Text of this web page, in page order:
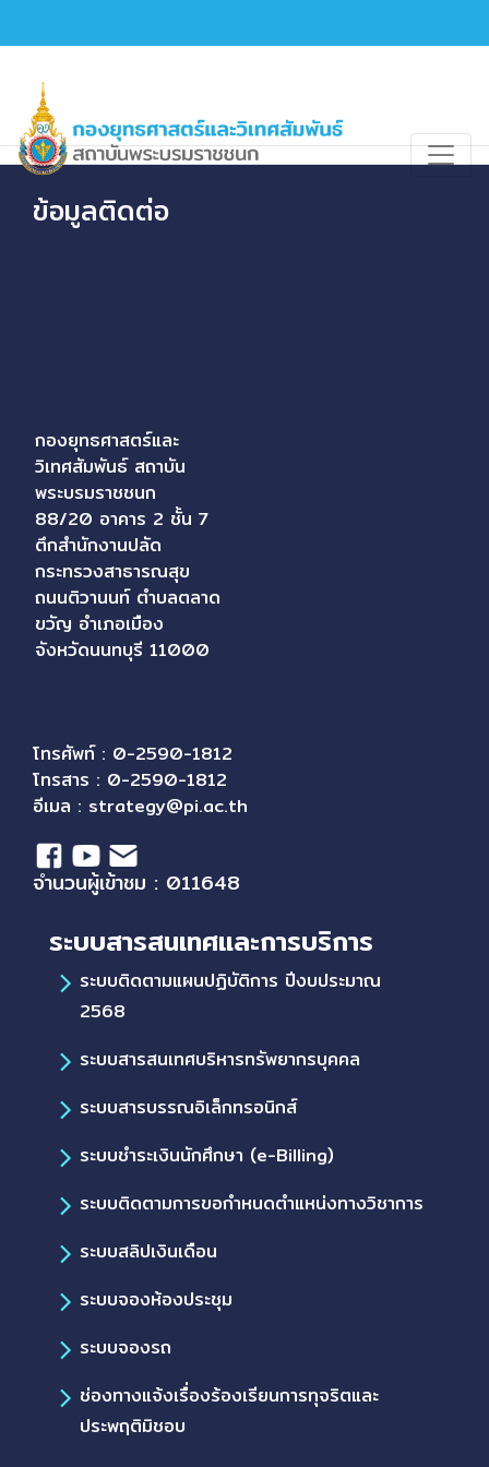
ข้อมูลติดต่อ
กองยุทธศาสตร์และ
วิเทศสัมพันธ์ สถาบัน
พระบรมราชชนก
88/20 อาคาร 2 ชั้น 7
ตึกสำนักงานปลัด
กระทรวงสาธารณสุข
ถนนติวานนท์ ตำบลตลาด
ขวัญ อำเภอเมือง
จังหวัดนนทบุรี 11000
โทรศัพท์ : 0-2590-1812
โทรสาร : 0-2590-1812
อีเมล : strategy@pi.ac.th
จำนวนผู้เข้าชม : 011648
ระบบสารสนเทศและการบริการ
ระบบติดตามแผนปฏิบัติการ ปีงบประมาณ
2568
ระบบสารสนเทศบริหารทรัพยากรบุคคล
ระบบสารบรรณอิเล็กทรอนิกส์
ระบบชำระเงินนักศึกษา (e-Billing)
ระบบติดตามการขอกำหนดตำแหน่งทางวิชาการ
ระบบสลิปเงินเดือน
ระบบจองห้องประชุม
ระบบจองรถ
ช่องทางแจ้งเรื่องร้องเรียนการทุจริตและ
ประพฤติมิชอบ